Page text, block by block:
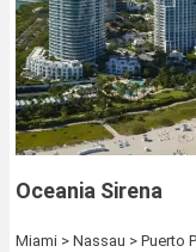
Oceania Sirena
Miami > Nassau > Puerto